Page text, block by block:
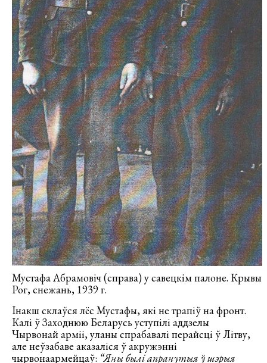
Мустафа Абрамовіч (справа) у савецкім палоне. Крывы
Рог, снежань, 1939 г.
Інакш склаўся лёс Мустафы, які не трапіў на фронт.
Калі ў Заходнюю Беларусь уступілі аддзелы
Чырвонай арміі, уланы спрабавалі перайсці ў Літву,
але неўзабаве аказаліся ў акружэнні
чырвонаармейцаў: “Яны былі апранутыя ў шэрыя